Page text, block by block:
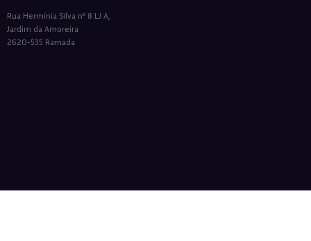
Rua Hermínia Silva nº 8 LJ A,
Jardim da Amoreira
2620-535 Ramada